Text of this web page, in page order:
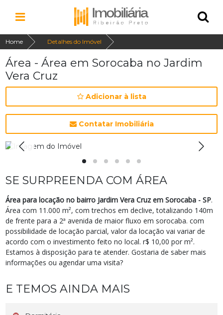
Home Detalhes do Imóvel
Área - Área em Sorocaba no Jardim
Vera Cruz
Adicionar à lista
Contatar Imobiliária
SE SURPREENDA COM ÁREA
Área para locação no bairro Jardim Vera Cruz em Sorocaba - SP.
Área com 11.000 m², com trechos em declive, totalizando 140m
de frente para a 2ª avenida de maior fluxo em sorocaba. com
possibilidade de locação parcial, valor da locação vai variar de
acordo com o investimento feito no local. r$ 10,00 por m².
Estamos à disposição para te atender. Gostaria de saber mais
informações ou agendar uma visita?
E TEMOS AINDA MAIS